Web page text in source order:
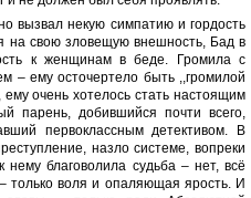
вызвал некую симпатию и гордость
на свою зловещую внешность, Бад в
к женщинам в беде. Громила с
– ему осточертело быть ,,громилой
очень хотелось стать настоящим
парень, добившийся почти всего,
первоклассным детективом. В
назло системе, вопреки
благоволила судьба – нет, всё
только воля и опаляющая ярость. И